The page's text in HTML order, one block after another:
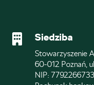
Siedziba
Stowarzyszenie
60-012 Poznań,
NIP: